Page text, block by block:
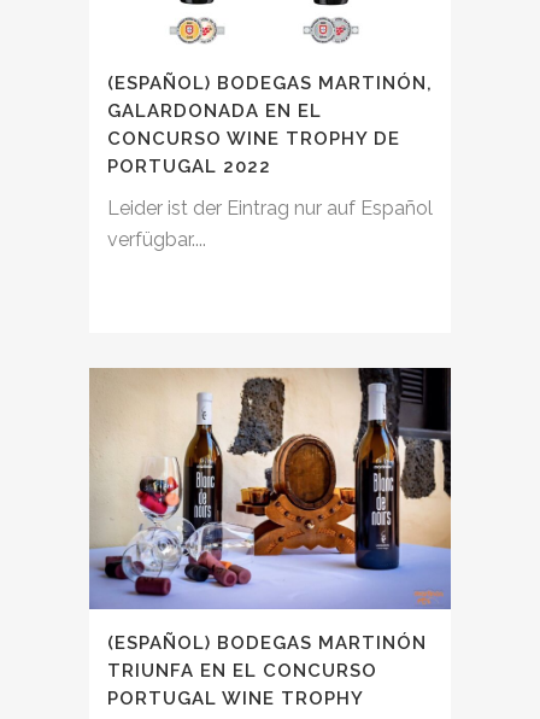
(ESPAÑOL) BODEGAS MARTINÓN,
GALARDONADA EN EL
CONCURSO WINE TROPHY DE
PORTUGAL 2022
Leider ist der Eintrag nur auf Español
verfügbar....
(ESPAÑOL) BODEGAS MARTINÓN
TRIUNFA EN EL CONCURSO
PORTUGAL WINE TROPHY